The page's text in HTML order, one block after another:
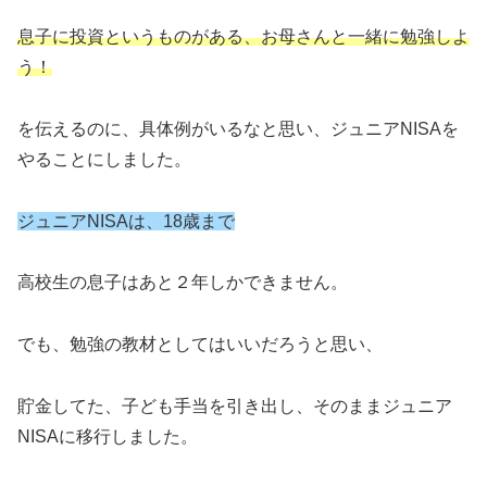
息子に投資というものがある、お母さんと一緒に勉強しよ
う！
を伝えるのに、具体例がいるなと思い、ジュニアNISAを
やることにしました。
ジュニアNISAは、18歳まで
高校生の息子はあと２年しかできません。
でも、勉強の教材としてはいいだろうと思い、
貯金してた、子ども手当を引き出し、そのままジュニア
NISAに移行しました。